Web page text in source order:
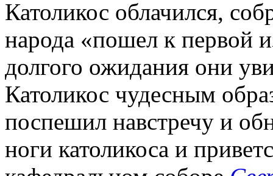
Католикос облачился,
народа «пошел к первой
долгого ожидания они
Католикос чудесным
поспешил навстречу и
ноги католикоса и